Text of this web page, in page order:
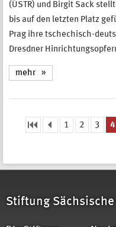
(ÚSTR) und Birgit Sack
bis auf den letzten Platz
Prag ihre tschechisch-
Dresdner
mehr
1 2 3 4
Stiftung